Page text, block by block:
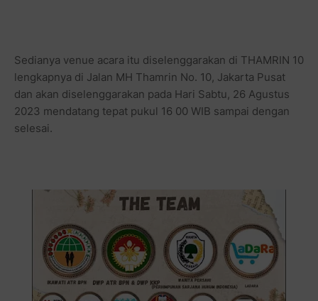
Sedianya venue acara itu diselenggarakan di THAMRIN 10
lengkapnya di Jalan MH Thamrin No. 10, Jakarta Pusat
dan akan diselenggarakan pada Hari Sabtu, 26 Agustus
2023 mendatang tepat pukul 16 00 WIB sampai dengan
selesai.